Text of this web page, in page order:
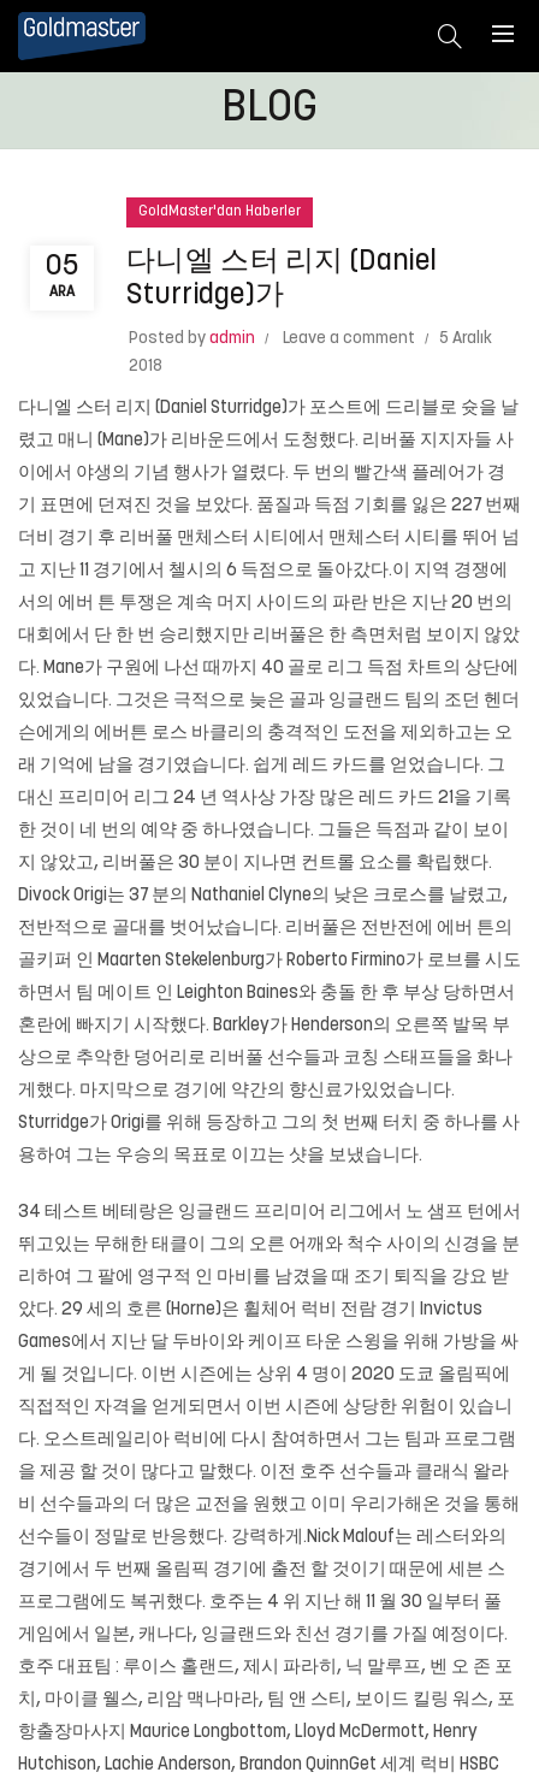
BLOG
05
ARA
GoldMaster'dan Haberler
다니엘 스터 리지 (Daniel
Sturridge)가
Posted by admin Leave a comment
5 Aralık
2018
다니엘 스터 리지 (Daniel Sturridge)가 포스트에 드리블로 슛을 날
렸고 매니 (Mane)가 리바운드에서 도청했다. 리버풀 지지자들 사
이에서 야생의 기념 행사가 열렸다. 두 번의 빨간색 플레어가 경
기 표면에 던져진 것을 보았다. 품질과 득점 기회를 잃은 227 번째
더비 경기 후 리버풀 맨체스터 시티에서 맨체스터 시티를 뛰어 넘
고 지난 11 경기에서 첼시의 6 득점으로 돌아갔다.이 지역 경쟁에
서의 에버 튼 투쟁은 계속 머지 사이드의 파란 반은 지난 20 번의
대회에서 단 한 번 승리했지만 리버풀은 한 측면처럼 보이지 않았
다. Mane가 구원에 나선 때까지 40 골로 리그 득점 차트의 상단에
있었습니다. 그것은 극적으로 늦은 골과 잉글랜드 팀의 조던 헨더
슨에게의 에버튼 로스 바클리의 충격적인 도전을 제외하고는 오
래 기억에 남을 경기였습니다. 쉽게 레드 카드를 얻었습니다. 그
대신 프리미어 리그 24 년 역사상 가장 많은 레드 카드 21을 기록
한 것이 네 번의 예약 중 하나였습니다. 그들은 득점과 같이 보이
지 않았고, 리버풀은 30 분이 지나면 컨트롤 요소를 확립했다.
Divock Origi는 37 분의 Nathaniel Clyne의 낮은 크로스를 날렸고,
전반적으로 골대를 벗어났습니다. 리버풀은 전반전에 에버 튼의
골키퍼 인 Maarten Stekelenburg가 Roberto Firmino가 로브를 시도
하면서 팀 메이트 인 Leighton Baines와 충돌 한 후 부상 당하면서
혼란에 빠지기 시작했다. Barkley가 Henderson의 오른쪽 발목 부
상으로 추악한 덩어리로 리버풀 선수들과 코칭 스태프들을 화나
게했다. 마지막으로 경기에 약간의 향신료가있었습니다.
Sturridge가 Origi를 위해 등장하고 그의 첫 번째 터치 중 하나를 사
용하여 그는 우승의 목표로 이끄는 샷을 보냈습니다.
34 테스트 베테랑은 잉글랜드 프리미어 리그에서 노 샘프 턴에서
뛰고있는 무해한 태클이 그의 오른 어깨와 척수 사이의 신경을 분
리하여 그 팔에 영구적 인 마비를 남겼을 때 조기 퇴직을 강요 받
았다. 29 세의 호른 (Horne)은 휠체어 럭비 전람 경기 Invictus
Games에서 지난 달 두바이와 케이프 타운 스윙을 위해 가방을 싸
게 될 것입니다. 이번 시즌에는 상위 4 명이 2020 도쿄 올림픽에
직접적인 자격을 얻게되면서 이번 시즌에 상당한 위험이 있습니
다. 오스트레일리아 럭비에 다시 참여하면서 그는 팀과 프로그램
을 제공 할 것이 많다고 말했다. 이전 호주 선수들과 클래식 왈라
비 선수들과의 더 많은 교전을 원했고 이미 우리가해온 것을 통해
선수들이 정말로 반응했다. 강력하게.Nick Malouf는 레스터와의
경기에서 두 번째 올림픽 경기에 출전 할 것이기 때문에 세븐 스
프로그램에도 복귀했다. 호주는 4 위 지난 해 11 월 30 일부터 풀
게임에서 일본, 캐나다, 잉글랜드와 친선 경기를 가질 예정이다.
호주 대표팀 : 루이스 홀랜드, 제시 파라히, 닉 말루프, 벤 오 존 포
치, 마이클 웰스, 리암 맥나마라, 팀 앤 스티, 보이드 킬링 워스, 포
항출장마사지 Maurice Longbottom, Lloyd McDermott, Henry
Hutchison, Lachie Anderson, Brandon QuinnGet 세계 럭비 HSBC